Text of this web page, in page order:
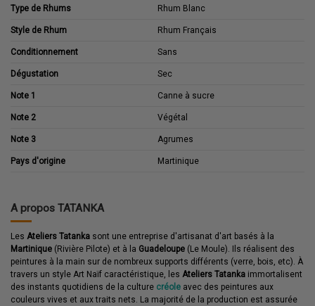
Type de Rhums Rhum Blanc
Style de Rhum Rhum Français
Conditionnement Sans
Dégustation Sec
Note 1 Canne à sucre
Note 2 Végétal
Note 3 Agrumes
Pays d'origine Martinique
A propos TATANKA
Les Ateliers Tatanka sont une entreprise d'artisanat d'art basés à la
Martinique (Rivière Pilote) et à la Guadeloupe (Le Moule). Ils réalisent des
peintures à la main sur de nombreux supports différents (verre, bois, etc). À
travers un style Art Naïf caractéristique, les Ateliers Tatanka immortalisent
des instants quotidiens de la culture créole avec des peintures aux
couleurs vives et aux traits nets. La majorité de la production est assurée